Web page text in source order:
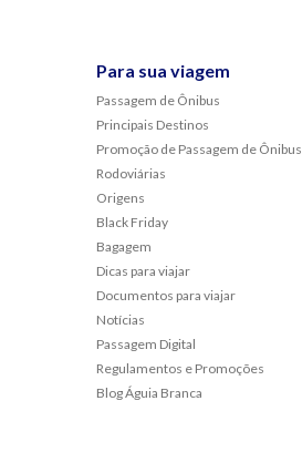
Para sua viagem
Passagem de Ônibus
Principais Destinos
Promoção de Passagem de Ônibus
Rodoviárias
Origens
Black Friday
Bagagem
Dicas para viajar
Documentos para viajar
Notícias
Passagem Digital
Regulamentos e Promoções
Blog Águia Branca